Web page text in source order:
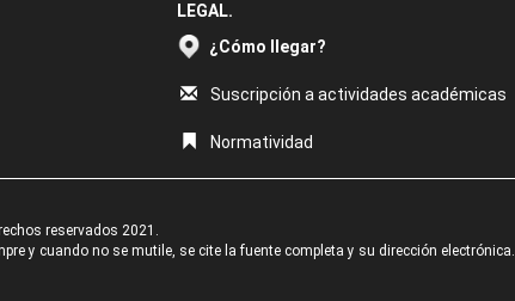
LEGAL.
¿Cómo llegar?
Suscripción a actividades académicas
Normatividad
reservados 2021.
y cuando no se mutile, se cite la fuente completa y su dirección electrónica.